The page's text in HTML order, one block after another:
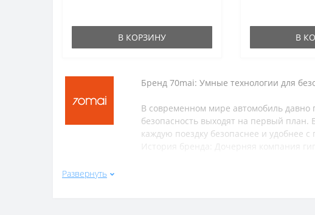
В КОРЗИНУ В
Бренд 70mai: Умные технологии для
В современном мире автомобиль давно
безопасность выходят на первый
каждую поездку безопаснее и удобнее
История бренда: Дочерняя компания
Развернуть